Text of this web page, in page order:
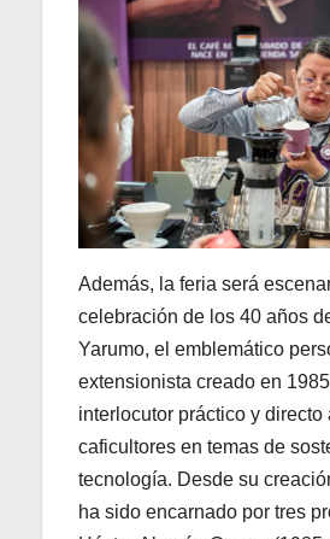
Además, la feria será
celebración de los 40 años
Yarumo, el emblemático
extensionista creado en
interlocutor práctico y directo
caficultores en temas de
tecnología. Desde su
ha sido encarnado por tres